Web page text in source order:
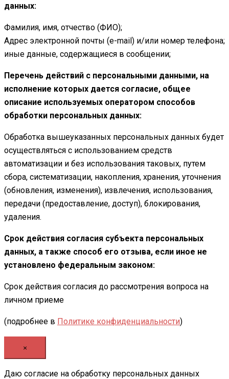
данных:
Фамилия, имя, отчество (ФИО);
Адрес электронной почты (e-mail) и/или номер телефона;
иные данные, содержащиеся в сообщении;
Перечень действий с персональными данными, на
исполнение которых дается согласие, общее
описание используемых оператором способов
обработки персональных данных:
Обработка вышеуказанных персональных данных будет
осуществляться с использованием средств
автоматизации и без использования таковых, путем
сбора, систематизации, накопления, хранения, уточнения
(обновления, изменения), извлечения, использования,
передачи (предоставление, доступ), блокирования,
удаления.
Срок действия согласия субъекта персональных
данных, а также способ его отзыва, если иное не
установлено федеральным законом:
Срок действия согласия до рассмотрения вопроса на
личном приеме
(подробнее в Политике конфиденциальности)
×
Даю согласие на обработку персональных данных